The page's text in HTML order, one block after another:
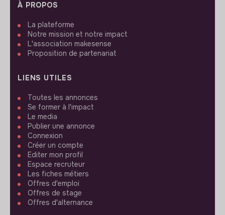
À PROPOS
La plateforme
Notre mission et notre impact
L'association makesense
Proposition de partenariat
LIENS UTILES
Toutes les annonces
Se former à l'impact
Le media
Publier une annonce
Connexion
Créer un compte
Editer mon profil
Espace recruteur
Les fiches métiers
Offres d'emploi
Offres de stage
Offres d'alternance